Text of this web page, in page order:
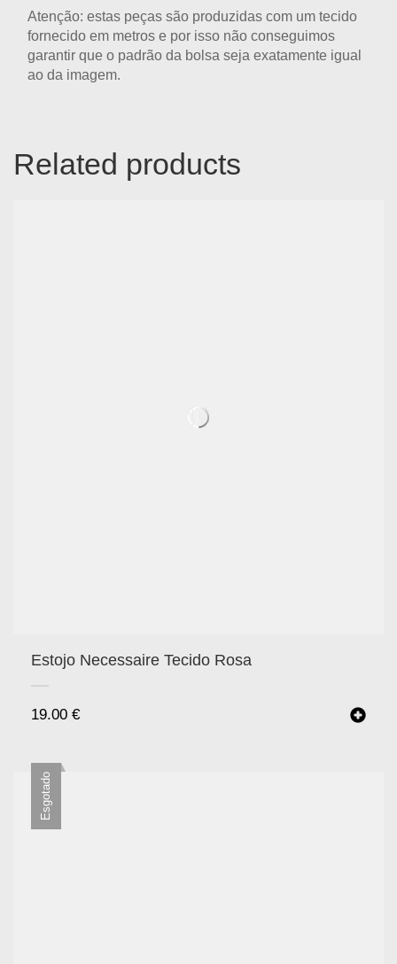
Atenção: estas peças são produzidas com um tecido
fornecido em metros e por isso não conseguimos
garantir que o padrão da bolsa seja exatamente igual
ao da imagem.
Related products
Estojo Necessaire Tecido Rosa
19.00 €
Esgotado